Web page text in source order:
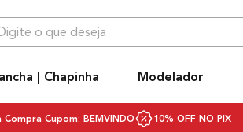
deseja
| Chapinha Modelador
Compra Cupom: BEMVINDO 10% OFF NO PIX